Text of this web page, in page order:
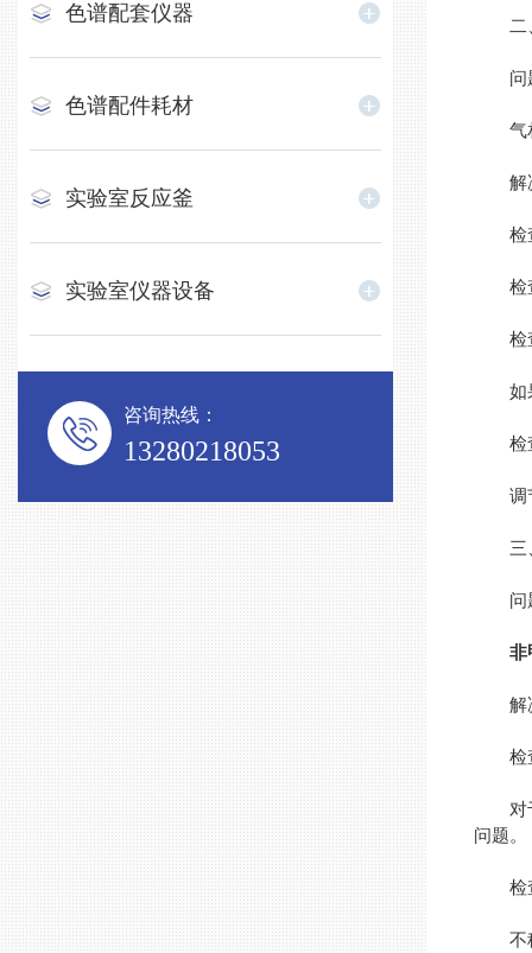
色谱配套仪器
色谱配件耗材
实验室反应釜
实验室仪器设备
咨询热线：
13280218053
二、
问
气相
解
检查
检查
检
如果
检
调节
三、
问
非
解
检
对于
问题。
检查
不稳